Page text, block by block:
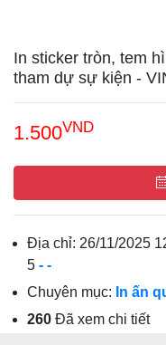
In sticker tròn, tem
tham dự sự kiện -
1.500VND
Địa chỉ: 26/11/2025
5 - -
Chuyên mục: In ấn
260 Đã xem chi tiết